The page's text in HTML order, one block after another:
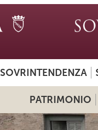
SOVRINTENDENZA
PATRIMONIO